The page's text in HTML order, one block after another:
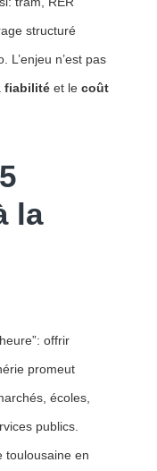
structuré
L’enjeu n’est pas
fiabilité et lecoût
la
offrir
promeut
écoles,
publics.
toulousaine en